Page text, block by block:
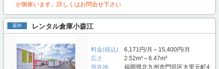
が御座います。詳しくはお問合せ下さい
屋外 レンタル倉庫小森江
料金(税込)
6,171円/月～15,400円/月
広さ
2.52m²～6.47m²
所在地
福岡県北九州市門司区大里元町4